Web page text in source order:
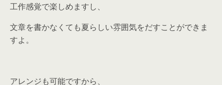
工作感覚で楽しめますし、
文章を書かなくても夏らしい雰囲気をだすことができま
すよ。
アレンジも可能ですから、